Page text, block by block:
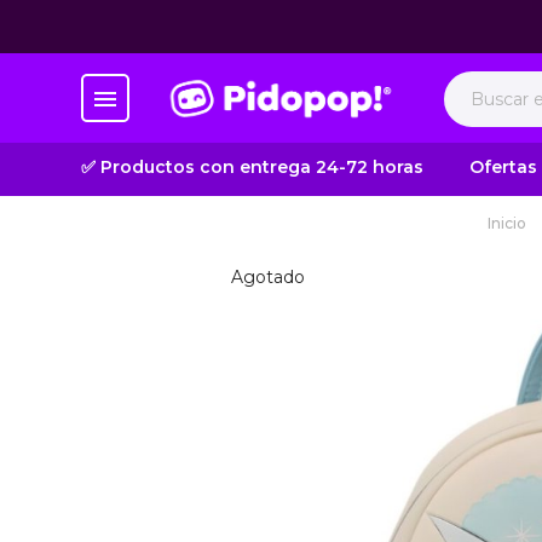
✅ Productos con entrega 24-72 horas Ofertas
Inicio
Agotado